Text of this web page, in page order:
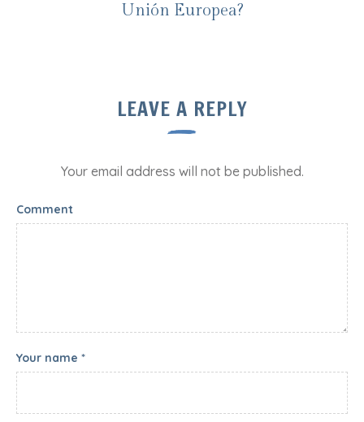
Unión Europea?
LEAVE A REPLY
Your email address will not be published.
Comment
Your name *